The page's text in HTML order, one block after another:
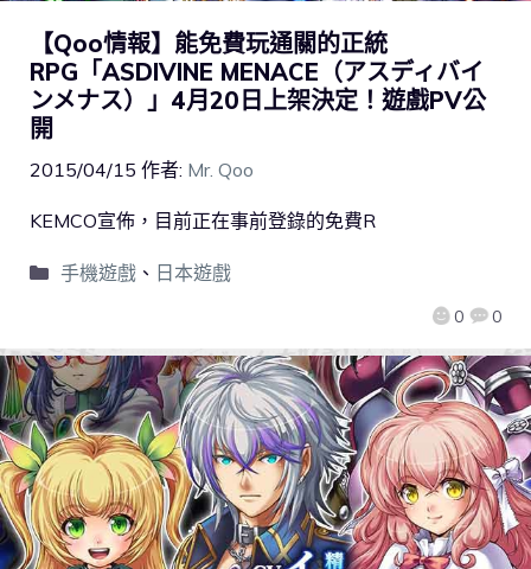
【Qoo情報】能免費玩通關的正統
RPG「ASDIVINE MENACE（アスディバイ
ンメナス）」4月20日上架決定！遊戲PV公
開
2015/04/15 作者: Mr. Qoo
0 0
KEMCO宣佈，目前正在事前登錄的免費R
手機遊戲、 日本遊戲